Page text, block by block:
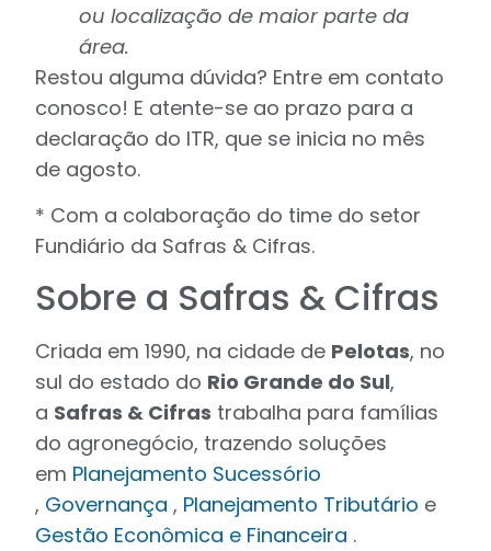
ou localização de maior parte da
área.
Restou alguma dúvida? Entre em contato
conosco! E atente-se ao prazo para a
declaração do ITR, que se inicia no mês
de agosto.
* Com a colaboração do time do setor
Fundiário da Safras & Cifras.
Sobre a Safras & Cifras
Criada em 1990, na cidade de Pelotas, no
sul do estado do Rio Grande do Sul,
a Safras & Cifras trabalha para famílias
do agronegócio, trazendo soluções
em Planejamento Sucessório
, Governança , Planejamento Tributário e
Gestão Econômica e Financeira .